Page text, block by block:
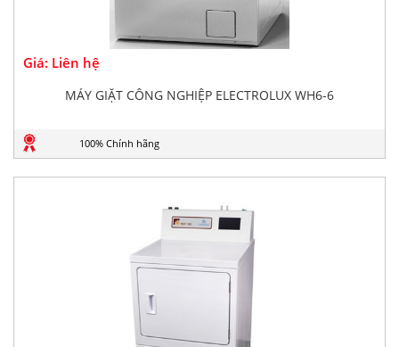
Giá: Liên hệ
MÁY GIẶT CÔNG NGHIỆP ELECTROLUX WH6-6
100% Chính hãng